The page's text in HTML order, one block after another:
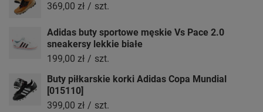
369,00 zł / szt.
Adidas buty sportowe męskie Vs Pace 2.0
sneakersy lekkie białe
199,00 zł / szt.
Buty piłkarskie korki Adidas Copa Mundial
[015110]
399,00 zł / szt.